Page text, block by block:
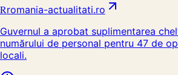
Rromania-actualitati.ro
Guvernul a aprobat suplimentarea
numărului de personal pentru 47 de
locali.